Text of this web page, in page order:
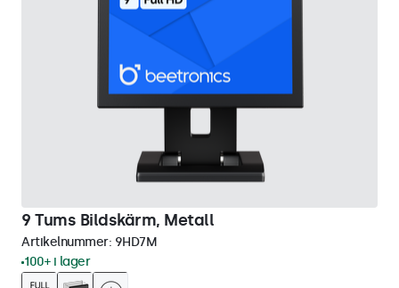
9 Tums Bildskärm, Metall
Artikelnummer: 9HD7M
100+ i lager